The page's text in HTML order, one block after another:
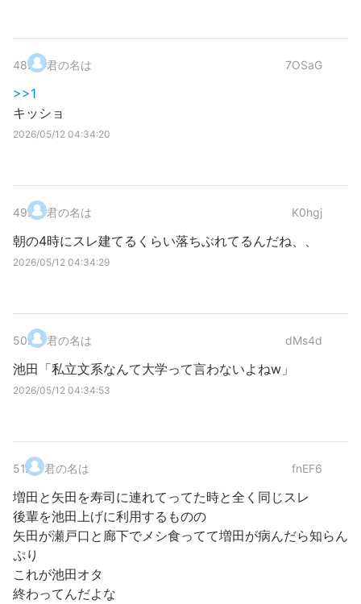
48. 君の名は 7OSaG
>>1
キッショ
2026/05/12 04:34:20
49. 君の名は K0hgj
朝の4時にスレ建てるくらい落ちぶれてるんだね、、
2026/05/12 04:34:29
50. 君の名は dMs4d
池田「私立文系なんて大学って言わないよねw」
2026/05/12 04:34:53
51. 君の名は fnEF6
増田と矢田を寿司に連れてってた時と全く同じスレ
後輩を池田上げに利用するものの
矢田が瀬戸口と廊下でメシ食ってて増田が病んだら知らん
ぷり
これが池田オタ
終わってんだよな